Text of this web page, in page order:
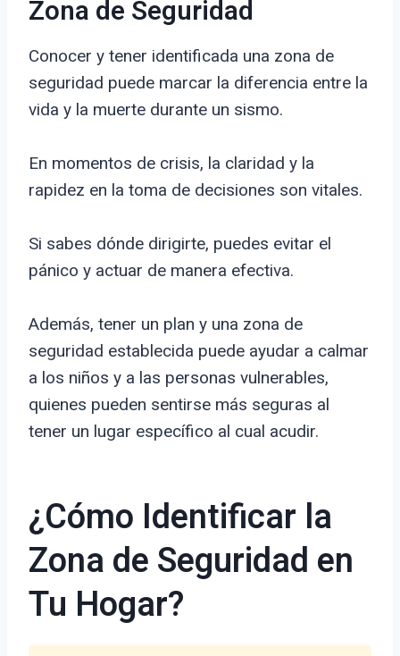
Zona de Seguridad
Conocer y tener identificada una zona de
seguridad puede marcar la diferencia entre la
vida y la muerte durante un sismo.
En momentos de crisis, la claridad y la
rapidez en la toma de decisiones son vitales.
Si sabes dónde dirigirte, puedes evitar el
pánico y actuar de manera efectiva.
Además, tener un plan y una zona de
seguridad establecida puede ayudar a calmar
a los niños y a las personas vulnerables,
quienes pueden sentirse más seguras al
tener un lugar específico al cual acudir.
¿Cómo Identificar la
Zona de Seguridad en
Tu Hogar?